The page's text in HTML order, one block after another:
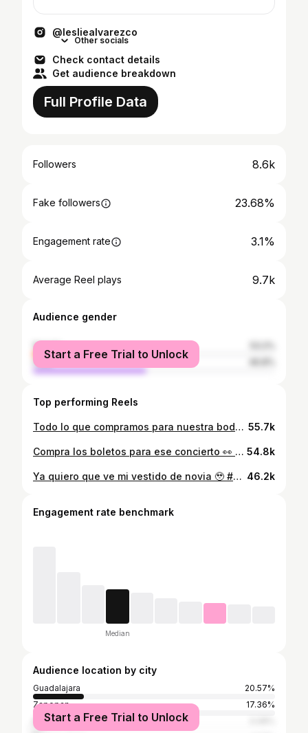
@lesliealvarezco
Other socials
Check contact details
Get audience breakdown
Full Profile Data
Followers 8.6k
Fake followers 23.68%
Engagement rate 3.1%
Average Reel plays 9.7k
Audience gender
female
male
Start a Free Trial to Unlock
Top performing Reels
Todo lo que compramos para nuestra boda 🤍✨ Un poco de todo el corazón que le metimos a nuestra boda, ¿a ti qué fue lo que más te gustó de tu boda? 👀 #boda #bridetobe #wedding #fyp #compromiso 55.7k
Compra los boletos para ese concierto 👀 #concierto #meme #humor 54.8k
Ya quiero que ve mi vestido de novia 🥹 #boda #vestido #parejas #fyp 46.2k
Engagement rate benchmark
Median
Audience location by city
Guadalajara
20.57%
Zapopan
17.36%
Mexico City
Start a Free Trial to Unlock